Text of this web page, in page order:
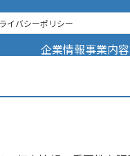
イバシーポリシー
企業情報事業内容